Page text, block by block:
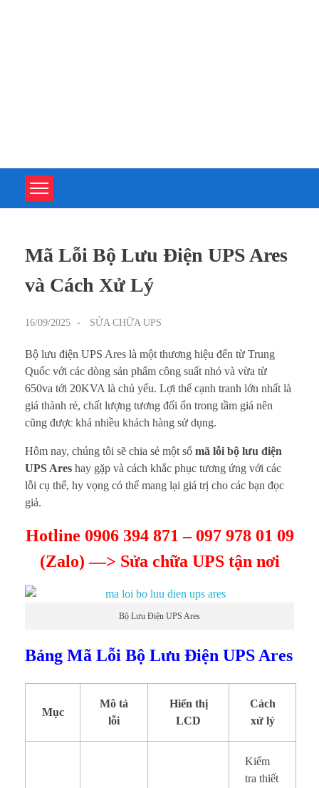
Mã Lỗi Bộ Lưu Điện UPS Ares
và Cách Xử Lý
16/09/2025 SỬA CHỮA UPS
Bộ lưu điện UPS Ares là một thương hiệu đến từ Trung
Quốc với các dòng sản phẩm công suất nhỏ và vừa từ
650va tới 20KVA là chủ yếu. Lợi thế cạnh tranh lớn nhất là
giá thành rẻ, chất lượng tương đối ổn trong tầm giá nên
cũng được khá nhiều khách hàng sử dụng.
Hôm nay, chúng tôi sẽ chia sẻ một số mã lỗi bộ lưu điện
UPS Ares hay gặp và cách khắc phục tương ứng với các
lỗi cụ thể, hy vọng có thể mang lại giá trị cho các bạn đọc
giả.
Hotline 0906 394 871 – 097 978 01 09
(Zalo) —> Sửa chữa UPS tận nơi
Bộ Lưu Điện UPS Ares
Bảng Mã Lỗi Bộ Lưu Điện UPS Ares
Mục
Mô tả
lỗi
Hiển thị
LCD
Cách
xử lý
Kiểm
tra thiết